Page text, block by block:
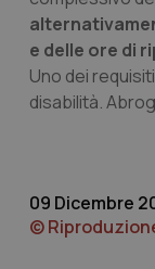
e delle ore di
Uno dei
disabilità.
09 Dicembre
©